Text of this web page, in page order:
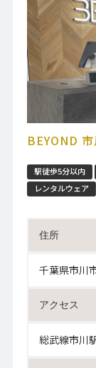
BEYOND
駅徒歩5分以内
レンタルウェア
住所
千葉県市川
アクセス
総武線市川